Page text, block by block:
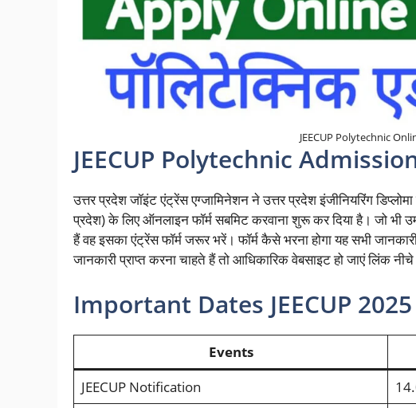
JEECUP Polytechnic
JEECUP Polytechnic
उत्तर प्रदेश जॉइंट एंट्रेंस एग्जामिनेशन ने उत्तर प्रदेश इंजीनियरिंग
प्रदेश) के लिए ऑनलाइन फॉर्म सबमिट करवाना शुरू कर दिया है। जो भी
हैं वह इसका एंट्रेंस फॉर्म जरूर भरें। फॉर्म कैसे भरना होगा यह सभी
जानकारी प्राप्त करना चाहते हैं तो आधिकारिक वेबसाइट हो जाएं लिंक नीचे
Important Dates JEECUP
Events
JEECUP Notification